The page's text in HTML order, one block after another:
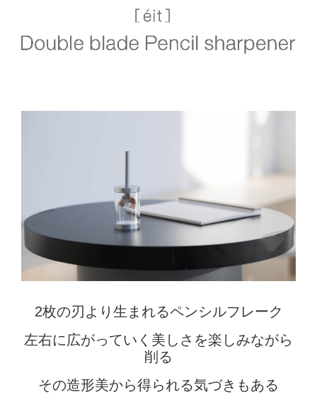
2枚の刃より生まれるペンシルフレーク
左右に広がっていく美しさを楽しみながら
削る
その造形美から得られる気づきもある